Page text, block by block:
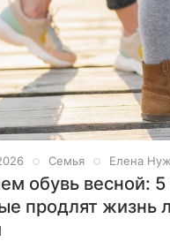
Семья Елена
обувь весной: 5
продлят